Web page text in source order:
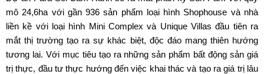
mô 24,6ha với gần 936 sản phẩm loại hình Shophouse và nhà
liền kề với loại hình Mini Complex và Unique Villas đầu tiên ra
mắt thị trường tạo ra sự khác biệt, độc đáo mang thiên hướng
tương lai. Với mục tiêu tạo ra những sản phẩm bất động sản giá
trị thực, đầu tư thực hướng đến việc khai thác và tạo ra giá trị lâu